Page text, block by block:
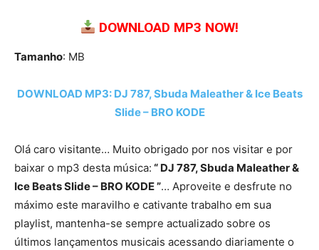
DOWNLOAD MP3 NOW!
Tamanho: MB
DOWNLOAD MP3: DJ 787, Sbuda Maleather & Ice Beats
Slide – BRO KODE
Olá caro visitante… Muito obrigado por nos visitar e por
baixar o mp3 desta música: “ DJ 787, Sbuda Maleather &
Ice Beats Slide – BRO KODE ”… Aproveite e desfrute no
máximo este maravilho e cativante trabalho em sua
playlist, mantenha-se sempre actualizado sobre os
últimos lançamentos musicais acessando diariamente o